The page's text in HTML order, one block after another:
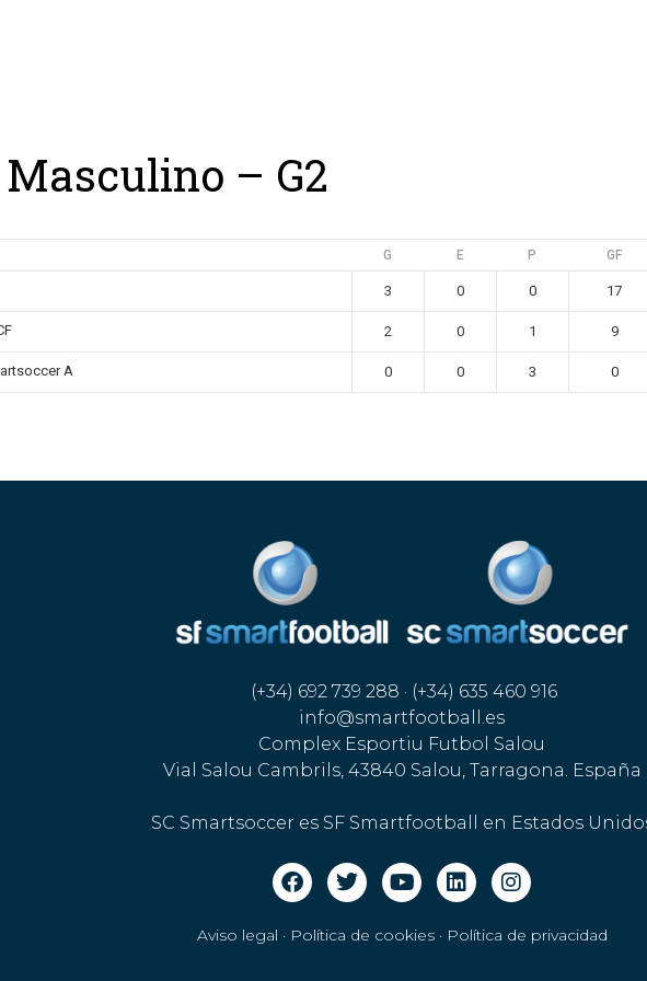
– G2
G E P GF
3 0 0 17
2 0 1 9
A 0 0 3 0
(+34) 692 739 288 · (+34) 635 460 916
info@smartfootball.es
Complex Esportiu Futbol Salou
Vial Salou Cambrils, 43840 Salou, Tarragona. España
SC Smartsoccer es SF Smartfootball en Estados
Aviso legal · Política de cookies· Política de privacidad